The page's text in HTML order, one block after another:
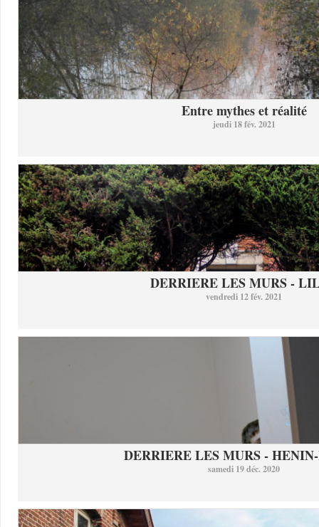
Entre mythes et réalité
jeudi 18 fév. 2021
DERRIERE LES MURS -
vendredi 12 fév. 2021
DERRIERE LES MURS -
samedi 19 déc. 2020